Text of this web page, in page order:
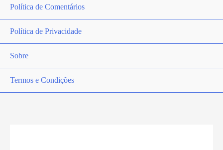
Política de Comentários
Política de Privacidade
Sobre
Termos e Condições